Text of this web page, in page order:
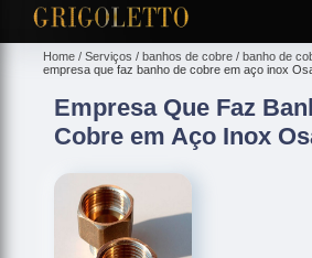
Home Serviços banhos de cobre
banho de
empresa que faz banho de cobre em aço inox
Empresa Que Faz
Cobre em Aço Inox